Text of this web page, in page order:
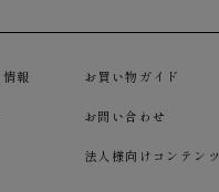
報 お買い物ガイド
お問い合わせ
法人様向けコンテンツ